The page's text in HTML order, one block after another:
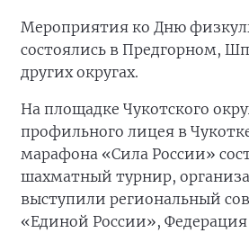
Мероприятия ко Дню
состоялись в Предгорном,
других округах.
На площадке Чукотского
профильного лицея в
марафона «Сила России»
шахматный турнир,
выступили региональный
«Единой России»,